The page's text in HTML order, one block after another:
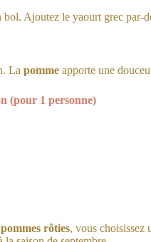
bol. Ajoutez le yaourt grec
La pomme apporte une
(pour 1 personne)
pommes rôties, vous choisissez